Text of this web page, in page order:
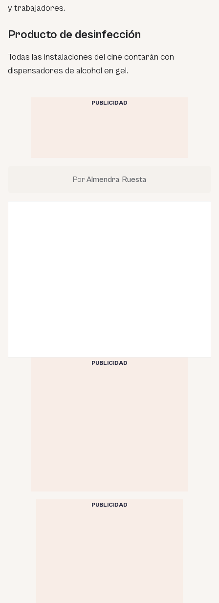
y trabajadores.
Producto de desinfección
Todas las instalaciones del cine contarán con
dispensadores de alcohol en gel.
PUBLICIDAD
Por Almendra Ruesta
PUBLICIDAD
PUBLICIDAD